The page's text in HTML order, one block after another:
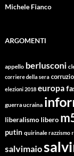
Michele Fianco
ARGOMENTI
appello berlusconi
corriere della sera
elezioni 2018 europa
guerra ucraina
liberalismo libero
putin quirinale razzismo
salvimaio